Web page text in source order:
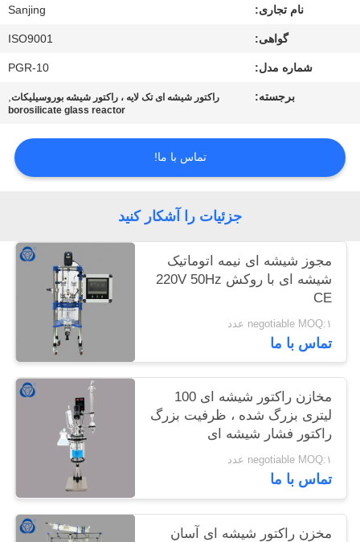
PRIVACY
POLICY
نام تجاری: Sanjing
گواهی: ISO9001
شماره مدل: PGR-10
برجسته: راکتور شیشه ای تک لایه ، راکتور شیشه بوروسیلیکات,
borosilicate glass reactor
تماس با ما!
جزئیات را آشکار کنید
مجوز شیشه ای نیمه اتوماتیک
شیشه ای با روکش 220V 50Hz
CE
negotiable MOQ:۱ عدد
تماس با ما
مخازن راکتور شیشه ای 100
لیتری بزرگ شده ، ظرفیت بزرگ
راکتور فشار شیشه ای
negotiable MOQ:۱ عدد
تماس با ما
مخزن راکتور شیشه ای آسان